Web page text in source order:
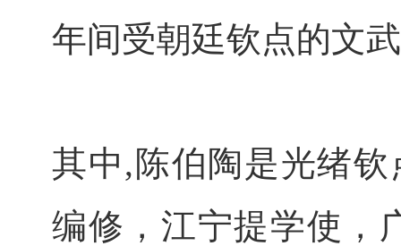
年间受朝廷钦点的文
其中,陈伯陶是光绪
编修，江宁提学使，